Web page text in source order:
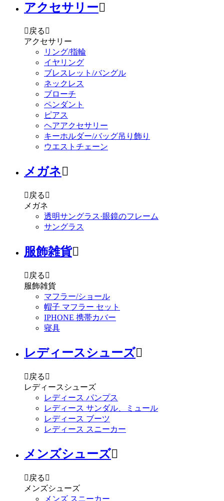
アクセサリー
戻る 
アクセサリー
リング/指輪
イヤリング
ブレスレット/バングル
ネックレス
ブローチ
ペンダント
ピアス
ヘアアクセサリー
キーホルダー/バッグ吊り飾り
ウエストチェーン
メガネ
 戻る 
メガネ
透明サングラス·眼鏡のフレーム
サングラス
服飾雑貨
 戻る 
服飾雑貨
マフラー/ショール
帽子 マフラー セット
IPHONE 携帯カバー
寝具
レディースシューズ
 戻る 
レディースシューズ
レディース パンプス
レディース サンダル、ミュール
レディース ブーツ
レディース スニーカー
メンズシューズ
 戻る 
メンズシューズ
メンズ スニーカー